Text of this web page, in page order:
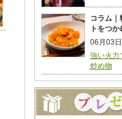
コラム｜
トをつ
06月03日
強い火力
炒め物